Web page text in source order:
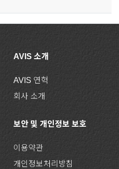
AVIS 소개
AVIS 연혁
회사 소개
보안 및 개인정보 보호
이용약관
개인정보처리방침